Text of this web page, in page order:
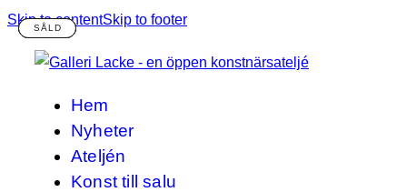
Skip to contentSkip to footer
Hem
Nyheter
Ateljén
Konst till salu